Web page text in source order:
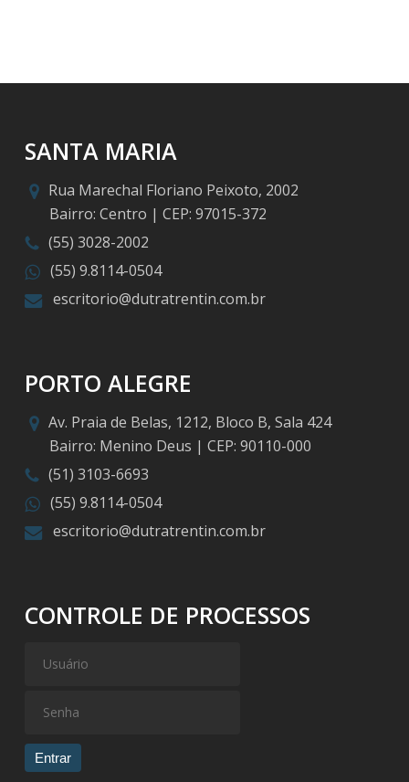
SANTA MARIA
Rua Marechal Floriano Peixoto, 2002
Bairro: Centro | CEP: 97015-372
(55) 3028-2002
(55) 9.8114-0504
escritorio@dutratrentin.com.br
PORTO ALEGRE
Av. Praia de Belas, 1212, Bloco B, Sala 424
Bairro: Menino Deus | CEP: 90110-000
(51) 3103-6693
(55) 9.8114-0504
escritorio@dutratrentin.com.br
CONTROLE DE PROCESSOS
Entrar